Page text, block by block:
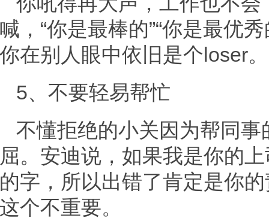
喊，“你是最棒的”“你是最优
你在别人眼中依旧是个loser。
5、不要轻易帮忙
不懂拒绝的小关因为帮同
屈。安迪说，如果我是你的
的字，所以出错了肯定是你
这个不重要。